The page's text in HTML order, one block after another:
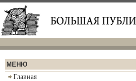
МЕНЮ
Главная